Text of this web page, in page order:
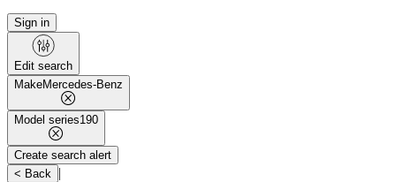
Sign in
Edit search
MakeMercedes-Benz
Model series190
Create search alert
< Back |